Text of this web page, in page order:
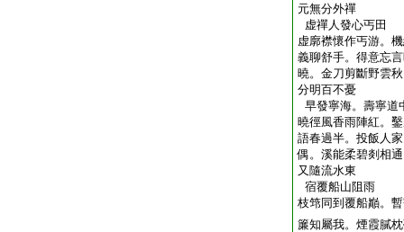
元無分外禪
虚禪人發心丐田
虚廓襟懷作丐游。
義聊舒手。得意忘
曉。金刀剪斷野雲
分明百不憂
早發寧海。壽寧道
曉徑風香雨陣紅。
語春過半。投飯人
偶。溪能柔碧剡相
又隨流水東
宿覆船山阻雨
枝筇同到覆船巓。
簾知屬我。煙霞膩